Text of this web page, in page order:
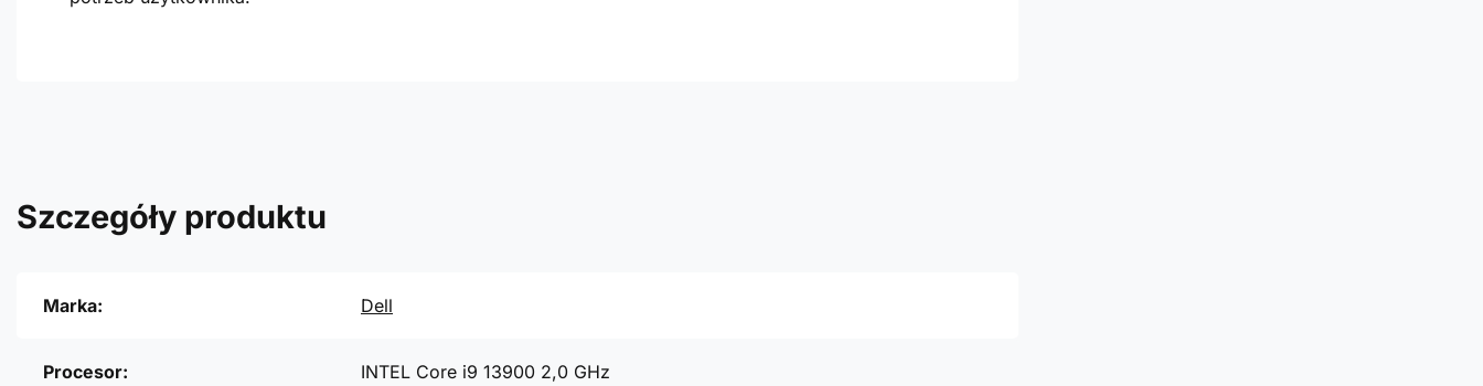
Szczegóły produktu
Marka: Dell
Procesor: INTEL Core i9 13900 2,0 GHz